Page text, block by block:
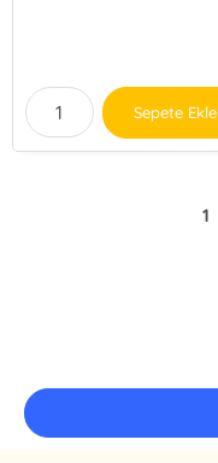
Sepete Ekle
1